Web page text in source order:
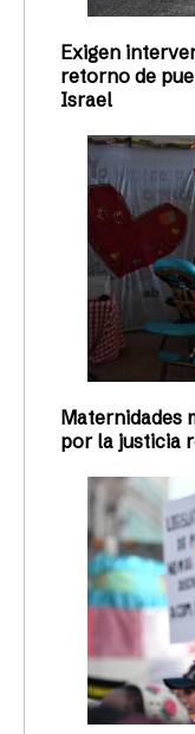
Exigen
retorno de
Israel
Maternidades
por la justicia